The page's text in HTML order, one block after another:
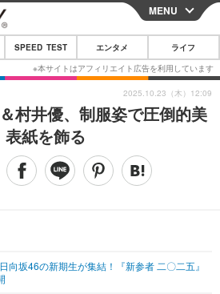
CLOSE
スマートフォン
その他
映画・ドラマ
MENU
SPEED TEST エンタメ ライフ
村井優、制服姿で圧倒的美
紙を飾る
向坂46の新期生が集結！『新参者 二〇二五』
2025.10.23（木）12:09